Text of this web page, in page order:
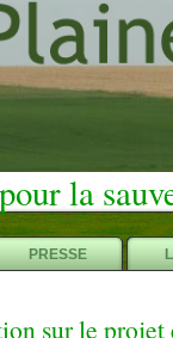
la
PRESSE
sur le